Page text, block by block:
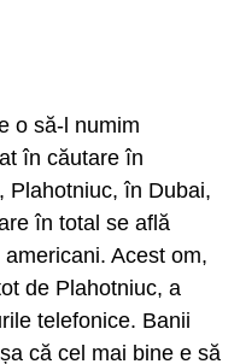
o să-l numim
în căutare în
Plahotniuc, în Dubai,
în total se află
Acest om,
de Plahotniuc, a
telefonice. Banii
că cel mai bine e să